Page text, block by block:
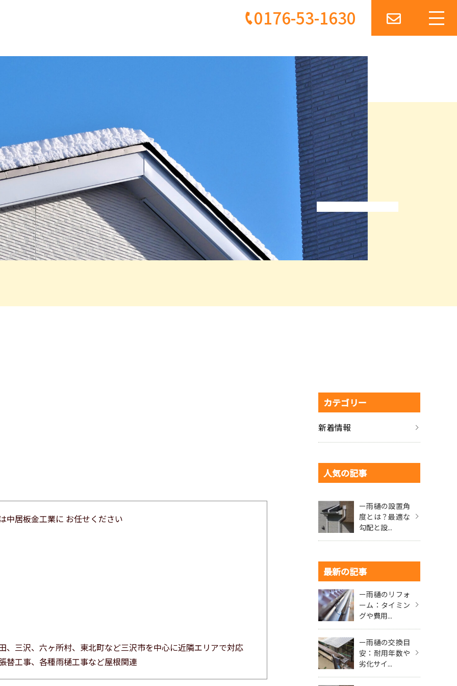
0176-53-1630
中居板金工業に お任せください
三沢、六ヶ所村、東北町など三沢市を中心に近隣エリアで対応
替工事、各種雨樋工事など屋根関連
カテゴリー
新着情報
人気の記事
ー雨樋の設置角
度とは？最適な
勾配と設...
最新の記事
ー雨樋のリフォ
ーム：タイミン
グや費用...
ー雨樋の交換目
安：耐用年数や
劣化サイ...